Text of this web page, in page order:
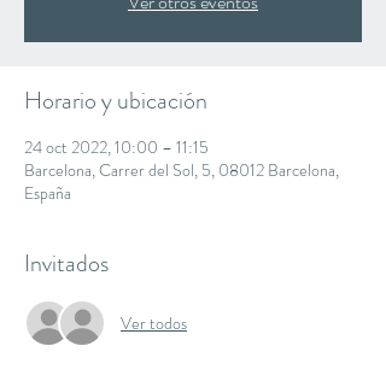
Horario y ubicación
24 oct 2022, 10:00 – 11:15
Barcelona, Carrer del Sol, 5, 08012 Barcelona,
España
Invitados
Ver todos